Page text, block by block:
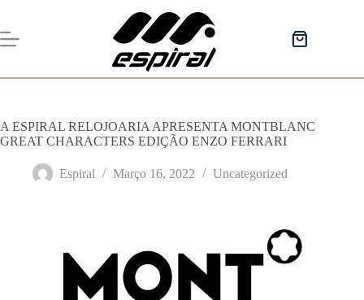
o
conteúdo
Carrinho
A ESPIRAL RELOJOARIA APRESENTA MONTBLANC
GREAT CHARACTERS EDIÇÃO ENZO FERRARI
Espiral Março 16, 2022 Uncategorized